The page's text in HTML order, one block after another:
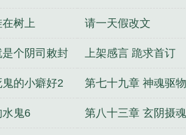
树上 请一天假改文
个阴司敕封 上架感言 跪求首订
的小癖好2 第七十九章 神魂驱
鬼6 第八十三章 玄阴摄